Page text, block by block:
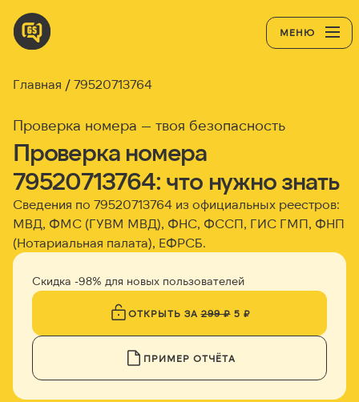
МЕНЮ
Главная 79520713764
Проверка номера — твоя безопасность
Проверка номера
79520713764: что нужно знать
Сведения по 79520713764 из официальных реестров:
МВД, ФМС (ГУВМ МВД), ФНС, ФССП, ГИС ГМП, ФНП
(Нотариальная палата), ЕФРСБ.
Скидка -98% для новых пользователей
ОТКРЫТЬ ЗА299 ₽5 ₽
ПРИМЕР ОТЧЁТА